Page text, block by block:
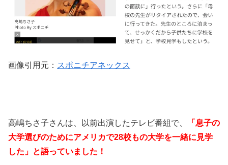
画像引用元： スポニチアネックス
高嶋ちさ子さんは、以前出演したテレビ番組で、
「息子の
大学選びのためにアメリカで28校もの大学を一緒に見学
した」と語っていました！